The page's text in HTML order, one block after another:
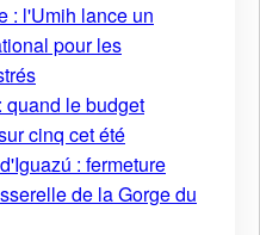
: l'Umih lance un
pour les
quand le budget
cinq cet été
: fermeture
de la Gorge du